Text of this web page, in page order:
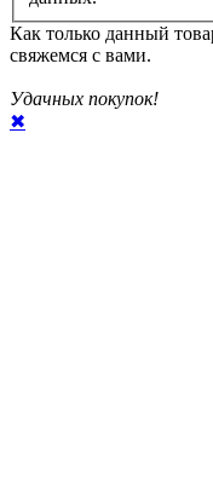
Как только данный
свяжемся с вами.
Удачных покупок!
✖